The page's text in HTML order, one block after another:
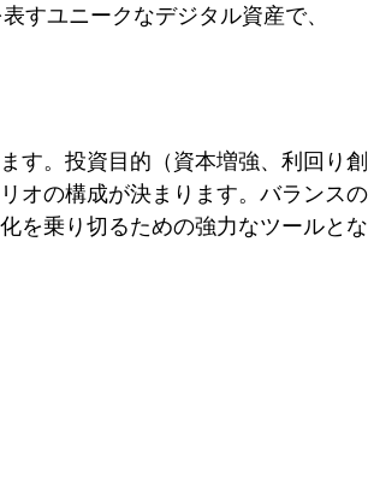
すユニークなデジタル資産で、
す。投資目的（資本増強、利回り創
オの構成が決まります。バランスの
を乗り切るための強力なツールとな